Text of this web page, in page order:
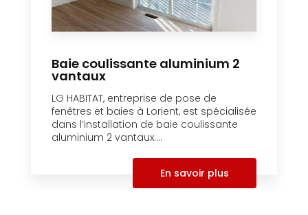
Baie coulissante aluminium 2
vantaux
LG HABITAT, entreprise de pose de
fenêtres et baies à Lorient, est spécialisée
dans l’installation de baie coulissante
aluminium 2 vantaux....
En savoir plus